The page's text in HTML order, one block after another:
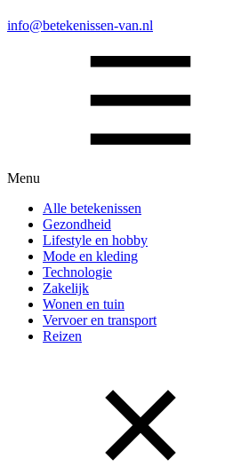
info@betekenissen-van.nl
Menu
Alle betekenissen
Gezondheid
Lifestyle en hobby
Mode en kleding
Technologie
Zakelijk
Wonen en tuin
Vervoer en transport
Reizen